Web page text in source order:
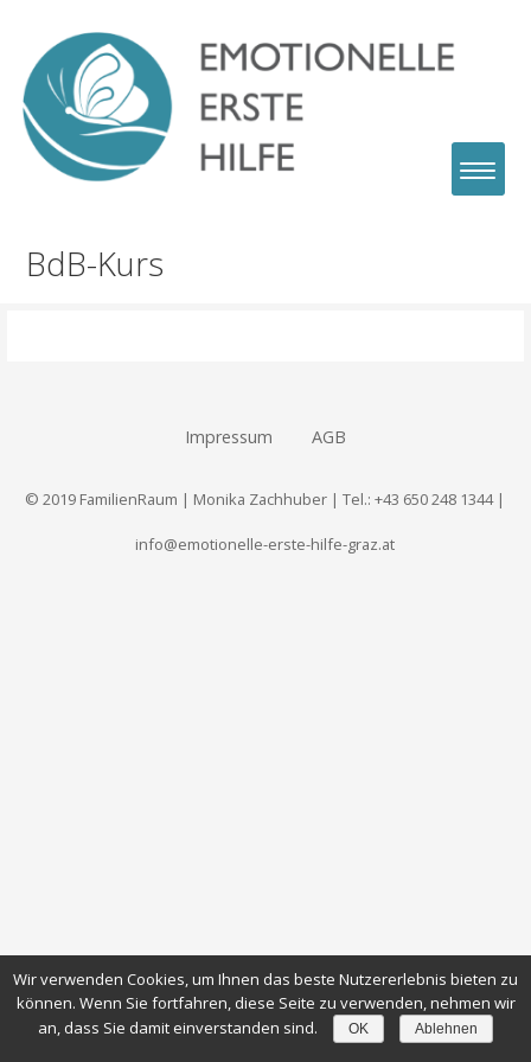
springen
BdB-Kurs
Impressum AGB
© 2019 FamilienRaum | Monika Zachhuber | Tel.: +43 650 248 1344 |
info@emotionelle-erste-hilfe-graz.at
Wir verwenden Cookies, um Ihnen das beste Nutzererlebnis bieten zu
können. Wenn Sie fortfahren, diese Seite zu verwenden, nehmen wir
an, dass Sie damit einverstanden sind.
OK Ablehnen